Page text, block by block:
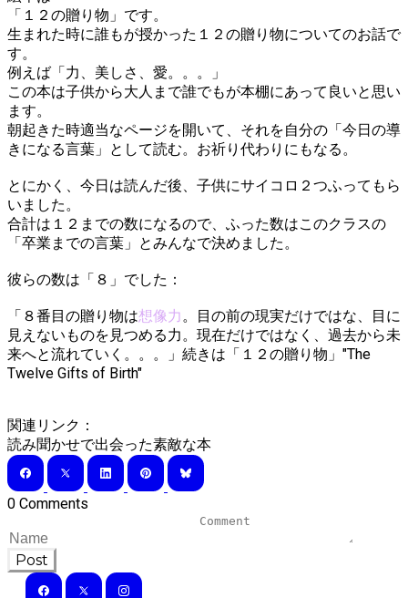
「１２の贈り物」です。
生まれた時に誰もが授かった１２の贈り物についてのお話で
す。
例えば「力、美しさ、愛。。。」
この本は子供から大人まで誰でもが本棚にあって良いと思い
ます。
朝起きた時適当なページを開いて、それを自分の「今日の導
きになる言葉」として読む。お祈り代わりにもなる。
とにかく、今日は読んだ後、子供にサイコロ２つふってもら
いました。
合計は１２までの数になるので、ふった数はこのクラスの
「卒業までの言葉」とみんなで決めました。
彼らの数は「８」でした：
「８番目の贈り物は想像力。目の前の現実だけではな、目に
見えないものを見つめる力。現在だけではなく、過去から未
来へと流れていく。。。」続きは「１２の贈り物」"The
Twelve Gifts of Birth"
関連リンク：
読み聞かせで出会った素敵な本
0 Comments
Post